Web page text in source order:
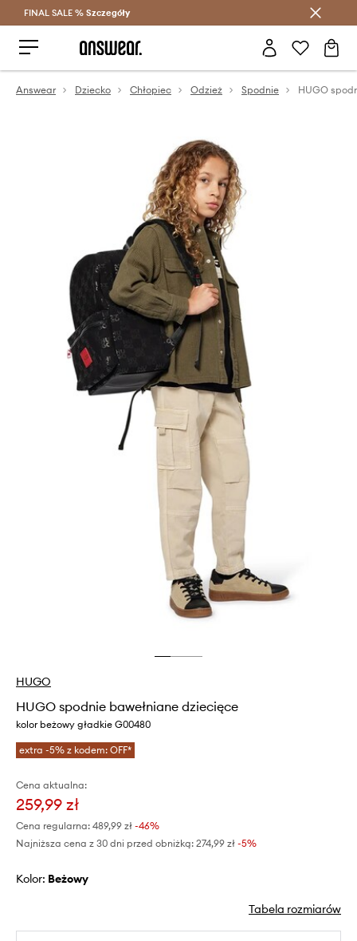
Oszczędzaj z Answear Club >
FINAL SALE % Szczegóły
Answear Dziecko Chłopiec Odzież Spodnie
HUGO
HUGO spodnie bawełniane dziecięce
kolor beżowy gładkie G00480
extra -5% z kodem: OFF*
Cena aktualna:
259,99 zł
Cena regularna: 489,99 zł -46%
Najniższa cena z 30 dni przed obniżką: 274,99 zł -5%
Kolor: beżowy
Tabela rozmiarów